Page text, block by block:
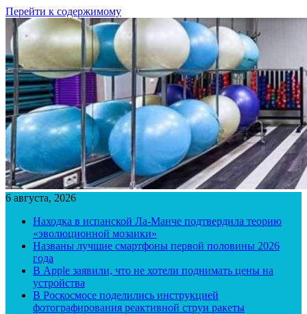
Перейти к содержимому
6 августа, 2026
Находка в испанской Ла-Манче подтвердила теорию
«эволюционной мозаики»
Названы лучшие смартфоны первой половины 2026
года
В Apple заявили, что не хотели поднимать цены на
устройства
В Роскосмосе поделились инструкцией
фотографирования реактивной струи ракеты